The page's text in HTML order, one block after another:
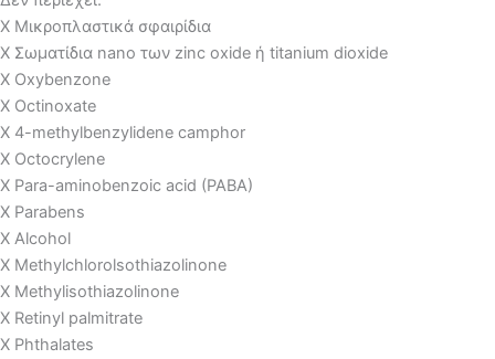
X Μικροπλαστικά σφαιρίδια
X Σωματίδια nano των zinc oxide ή titanium dioxide
X Oxybenzone
X Octinoxate
X 4-methylbenzylidene camphor
X Octocrylene
X Para-aminobenzoic acid (PABA)
X Parabens
X Alcohol
X Methylchlorolsothiazolinone
X Methylisothiazolinone
X Retinyl palmitrate
X Phthalates